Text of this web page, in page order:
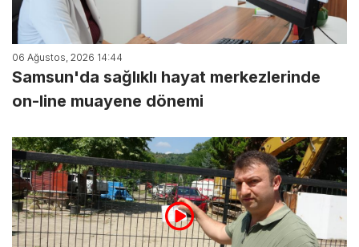
06 Ağustos, 2026 14:44
Samsun'da sağlıklı hayat merkezlerinde
on-line muayene dönemi